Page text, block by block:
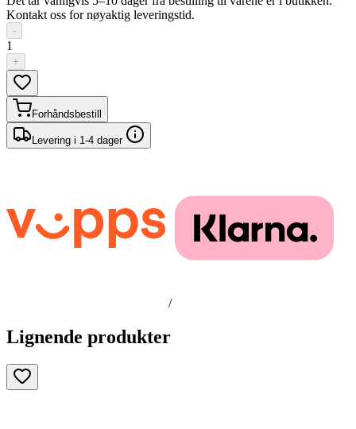
Kontakt oss for nøyaktig leveringstid.
-
1
+
Forhåndsbestill
Levering i 1-4 dager
/
Lignende produkter